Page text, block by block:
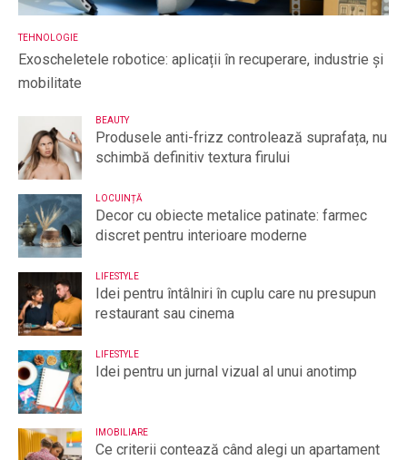
TEHNOLOGIE
Exoscheletele robotice: aplicații în recuperare, industrie și
mobilitate
BEAUTY
Produsele anti-frizz controlează suprafața, nu
schimbă definitiv textura firului
LOCUINȚĂ
Decor cu obiecte metalice patinate: farmec
discret pentru interioare moderne
LIFESTYLE
Idei pentru întâlniri în cuplu care nu presupun
restaurant sau cinema
LIFESTYLE
Idei pentru un jurnal vizual al unui anotimp
IMOBILIARE
Ce criterii contează când alegi un apartament